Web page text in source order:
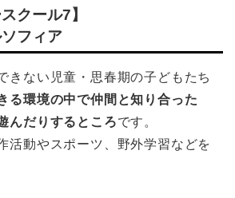
クール7】
フィア
きない児童・思春期の子どもたち
る環境の中で仲間と知り合った
んだりするところです。
活動やスポーツ、野外学習などを